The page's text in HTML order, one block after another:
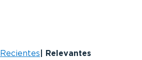
Recientes Relevantes